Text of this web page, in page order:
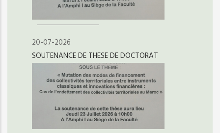
20-07-2026
SOUTENANCE DE THESE DE DOCTORAT